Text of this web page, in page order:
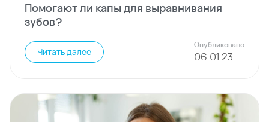
Помогают ли капы для выравнивания
зубов?
Читать далее
Опубликовано
06.01.23